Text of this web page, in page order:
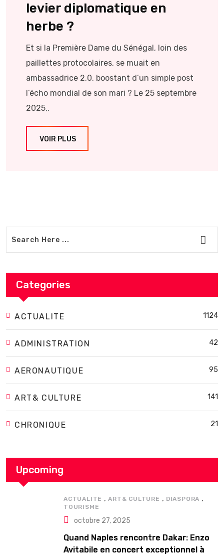
levier diplomatique en
herbe ?
Et si la Première Dame du Sénégal, loin des
paillettes protocolaires, se muait en
ambassadrice 2.0, boostant d’un simple post
l’écho mondial de son mari ? Le 25 septembre
2025,.
VOIR PLUS
Categories
ACTUALITE 1124
ADMINISTRATION 42
AERONAUTIQUE 95
ART& CULTURE 141
CHRONIQUE 21
Upcoming
ACTUALITE ,ART& CULTURE , DIASPORA ,
TOURISME
octobre 27, 2025
Quand Naples rencontre Dakar: Enzo
Avitabile en concert exceptionnel à